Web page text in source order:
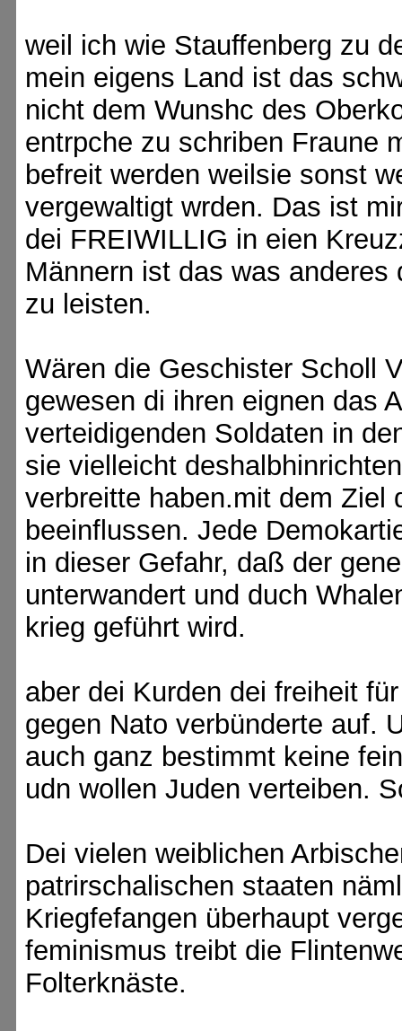
weil ich wie Stauffenberg zu
mein eigens Land ist das
nicht dem Wunshc des
entrpche zu schriben Fraune
befreit werden weilsie sonst
vergewaltigt wrden. Das ist
dei FREIWILLIG in eien
Männern ist das was
zu leisten.
Wären die Geschister Scholl
gewesen di ihren eignen das
verteidigenden Soldaten in
sie vielleicht
verbreitte haben.mit dem Ziel
beeinflussen. Jede
in dieser Gefahr, daß der
unterwandert und duch
krieg geführt wird.
aber dei Kurden dei freiheit
gegen Nato verbünderte auf.
auch ganz bestimmt keine
udn wollen Juden verteiben.
Dei vielen weiblichen
patrirschalischen staaten
Kriegfefangen überhaupt
feminismus treibt die
Folterknäste.